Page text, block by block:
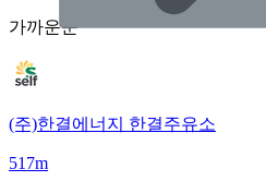
가까운순
(주)한결에너지 한결주유소
517m